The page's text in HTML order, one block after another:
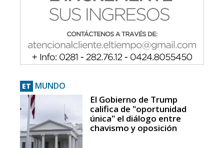
ET MUNDO
El Gobierno de Trump
califica de "oportunidad
única" el diálogo entre
chavismo y oposición